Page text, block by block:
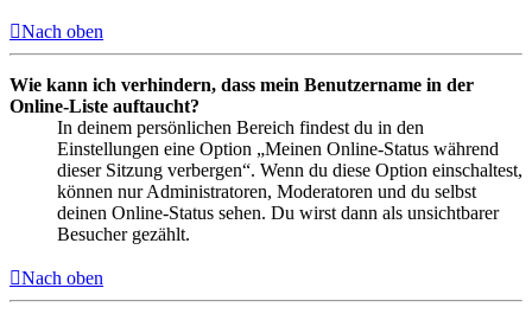
Nach oben
Wie kann ich verhindern, dass mein Benutzername in der
Online-Liste auftaucht?
In deinem persönlichen Bereich findest du in den
Einstellungen eine Option „Meinen Online-Status während
dieser Sitzung verbergen“. Wenn du diese Option einschaltest,
können nur Administratoren, Moderatoren und du selbst
deinen Online-Status sehen. Du wirst dann als unsichtbarer
Besucher gezählt.
Nach oben